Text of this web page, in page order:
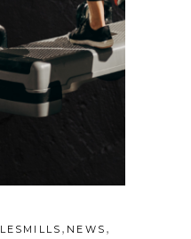
LESMILLS , NEWS ,